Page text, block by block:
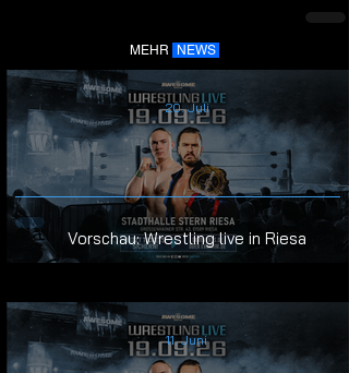
MEHR NEWS
Vorschau: Wrestling live in Riesa
20. Juli
11. Juni